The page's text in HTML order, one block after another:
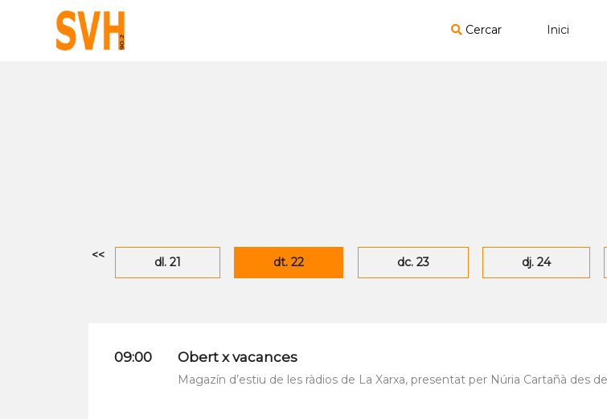
Cercar Inici
<< dl. 21 dt. 22 dc. 23 dj. 24
09:00 Obert x vacances
Magazín d’estiu de les ràdios de La Xarxa, presentat per Núria Cartañà des